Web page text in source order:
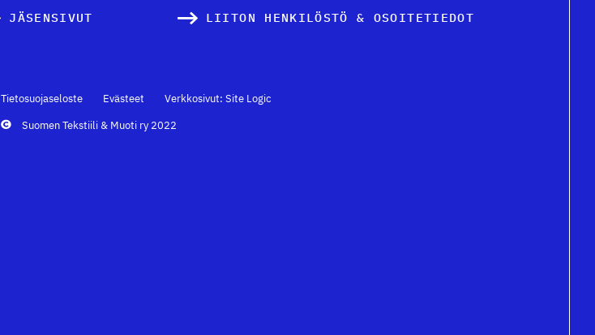
JÄSENSIVUT LIITON HENKILÖSTÖ & OSOITETIEDOT
Tietosuojaseloste Evästeet
Verkkosivut: Site Logic
Suomen Tekstiili & Muoti ry 2022